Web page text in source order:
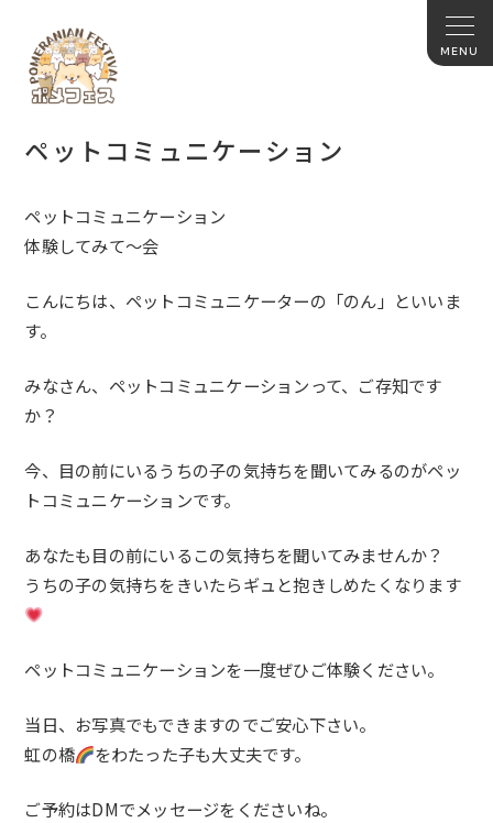
ペットコミュニケーション
ペットコミュニケーション
体験してみて〜会
こんにちは、ペットコミュニケーターの「のん」といいま
す。
みなさん、ペットコミュニケーションって、ご存知です
か？
今、 目の前にいるうちの子の気持ちを聞いてみるのがペッ
トコミュニケーションです。
あなたも目の前にいるこの気持ちを聞いてみませんか？
うちの子の気持ちをきいたらギュと抱きしめたくなります
ペットコミュニケーションを一度ぜひご体験ください。
当日、お写真でもできますのでご安心下さい。
虹の橋
をわたった子も大丈夫です。
ご予約はDMでメッセージをくださいね。